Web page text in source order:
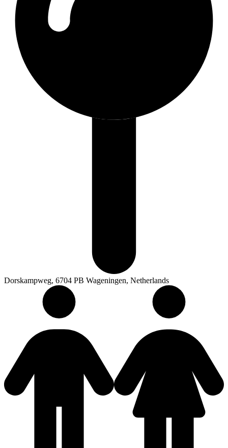
Dorskampweg, 6704 PB Wageningen, Netherlands